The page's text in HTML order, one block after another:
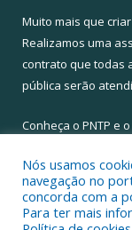
Muito mais que
Realizamos uma
contrato que todas
pública serão
Conheça o PNTP e o
Todos os direitos
Nós usamos
navegação no
concorda com a
Para ter mais